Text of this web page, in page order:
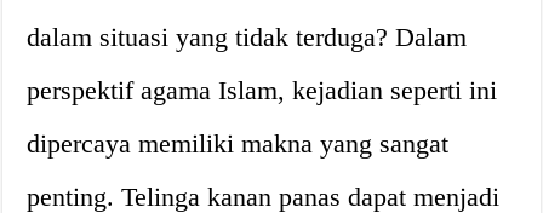
dalam situasi yang tidak terduga? Dalam
perspektif agama Islam, kejadian seperti ini
dipercaya memiliki makna yang sangat
penting. Telinga kanan panas dapat menjadi